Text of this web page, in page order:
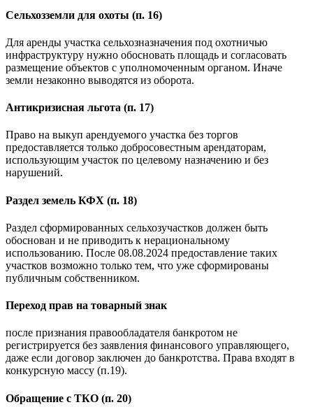
Сельхозземли для охоты (п. 16)
Для аренды участка сельхозназначения под охотничью
инфраструктуру нужно обосновать площадь и согласовать
размещение объектов с уполномоченным органом. Иначе
земли незаконно выводятся из оборота.
Антикризисная льгота (п. 17)
Право на выкуп арендуемого участка без торгов
предоставляется только добросовестным арендаторам,
использующим участок по целевому назначению и без
нарушений.
Раздел земель КФХ (п. 18)
Раздел сформированных сельхозучастков должен быть
обоснован и не приводить к нерациональному
использованию. После 08.08.2024 предоставление таких
участков возможно только тем, что уже сформированы
публичным собственником.
Переход прав на товарный знак
после признания правообладателя банкротом не
регистрируется без заявления финансового управляющего,
даже если договор заключен до банкротства. Права входят в
конкурсную массу (п.19).
Обращение с ТКО (п. 20)